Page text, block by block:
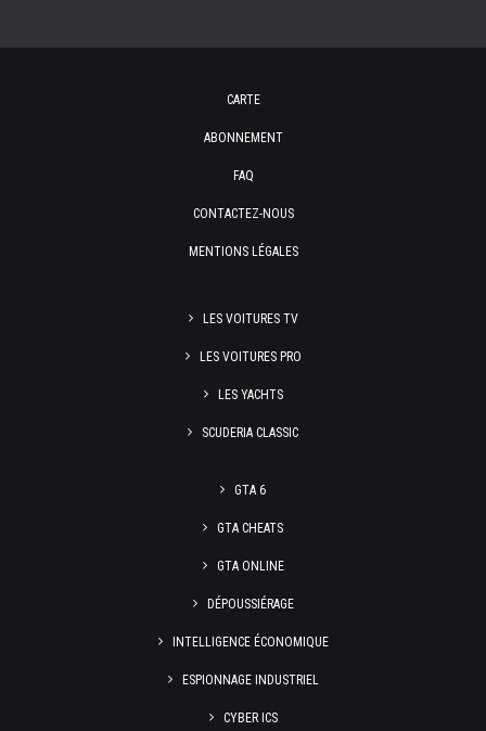
CARTE
ABONNEMENT
FAQ
CONTACTEZ-NOUS
MENTIONS LÉGALES
LES VOITURES TV
LES VOITURES PRO
LES YACHTS
SCUDERIA CLASSIC
GTA 6
GTA CHEATS
GTA ONLINE
DÉPOUSSIÉRAGE
INTELLIGENCE ÉCONOMIQUE
ESPIONNAGE INDUSTRIEL
CYBER ICS